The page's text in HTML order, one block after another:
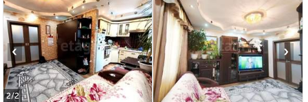
2/2
‹ ›